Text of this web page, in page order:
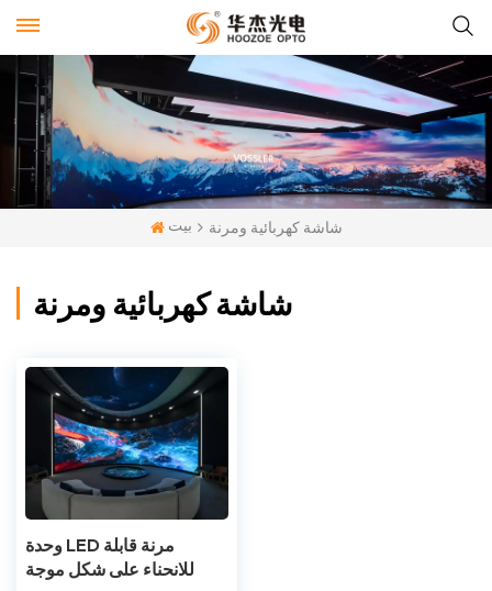
بيت شاشة كهربائية ومرنة
شاشة كهربائية ومرنة
وحدة LED مرنة قابلة
للانحناء على شكل موجة